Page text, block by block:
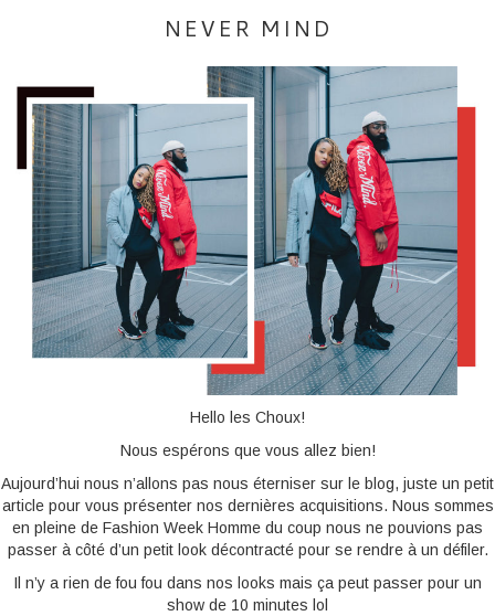
PARUTIONS
BONNES ADRESSES
CONTACTS
NEVER MIND
Hello les Choux!
Nous espérons que vous allez bien!
Aujourd’hui nous n’allons pas nous éterniser sur le blog, juste un petit
article pour vous présenter nos dernières acquisitions. Nous sommes
en pleine de Fashion Week Homme du coup nous ne pouvions pas
passer à côté d’un petit look décontracté pour se rendre à un défiler.
Il n’y a rien de fou fou dans nos looks mais ça peut passer pour un
show de 10 minutes lol